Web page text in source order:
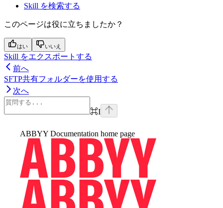
Skill を検索する
このページは役に立ちましたか？
はい いいえ
Skill をエクスポートする
前へ
SFTP共有フォルダーを使用する
次へ
⌘I
ABBYY Documentation home page